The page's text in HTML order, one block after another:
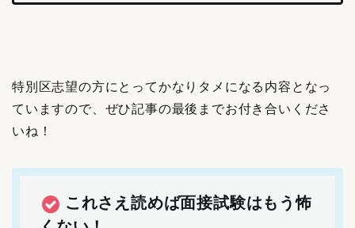
特別区志望の方にとってかなりタメになる内容となっ
ていますので、ぜひ記事の最後までお付き合いくださ
いね！
これさえ読めば面接試験はもう怖